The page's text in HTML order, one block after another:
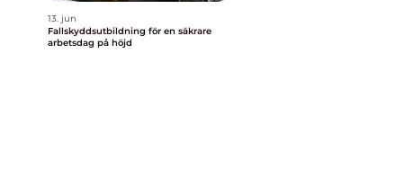
13. jun
Fallskyddsutbildning för en säkrare
arbetsdag på höjd